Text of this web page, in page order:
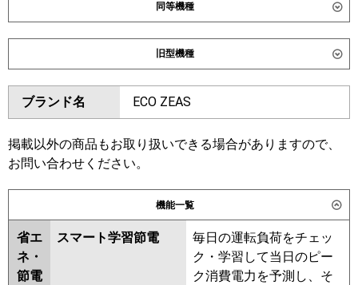
同等機種
ダイキン SZRM80CV SZRMM80CV
東芝 GDSA08013JMUB
三菱電機 PEZ-ERMP80SD6
日立 RPI-GP80RSHJC12
RPI-
GP80RSHJ12
三菱重工 FDUV806HK6S
パナソニック PA-P80FE7SHNC PA-P80FE7SHC
旧型機種
ダイキン SZRM80BYV SZRMM80BYV
SZRM80BJV
SZRJM80BJV SZRJMM80BJV
SZRJM80BFV SZRJMM80BFV
SZRM80BFV
RDSA08033JMUB
RDSA08033JMU ADEA08037JM
RDSA08033JM ADEA08057JM
ADSA08057JM
ブランド名 ECO ZEAS
掲載以外の商品もお取り扱いできる場合がありますので、
お問い合わせください。
機能一覧
省エ
ネ・
節電
スマート学習節電
毎日の運転負荷をチェッ
ク・学習して当日のピー
ク消費電力を予測し、そ